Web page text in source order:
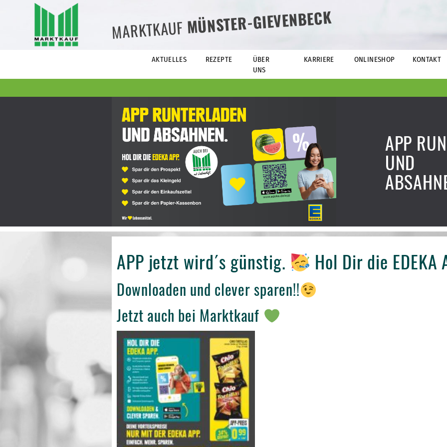
MARKTKAUFMÜNSTER-GIEVENBECK
AKTUELLES REZEPTE
ÜBER
UNS
KARRIERE ONLINESHOP KONTAKT
APP
UND
APP jetzt wird´s günstig. Hol Dir die EDEKA
Downloaden und clever sparen!!
Jetzt auch bei Marktkauf